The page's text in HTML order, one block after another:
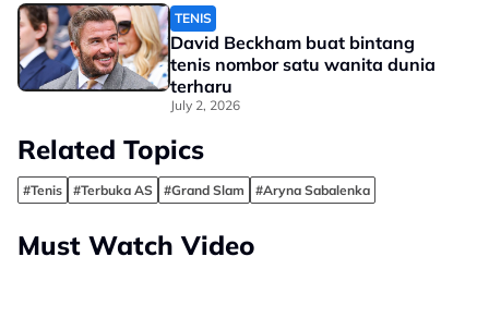
TENIS
David Beckham buat bintang
tenis nombor satu wanita dunia
terharu
July 2, 2026
Related Topics
#Tenis #Terbuka AS #Grand Slam #Aryna Sabalenka
Must Watch Video